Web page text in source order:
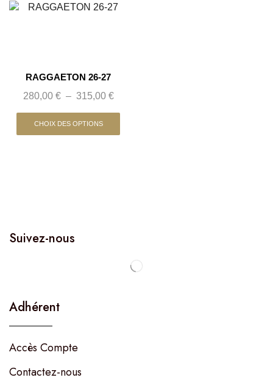
RAGGAETON 26-27
280,00 € – 315,00 €
CHOIX DES OPTIONS
Suivez-nous
Adhérent
Accès Compte
Contactez-nous